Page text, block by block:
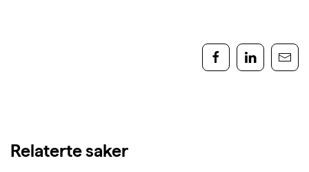
Relaterte saker